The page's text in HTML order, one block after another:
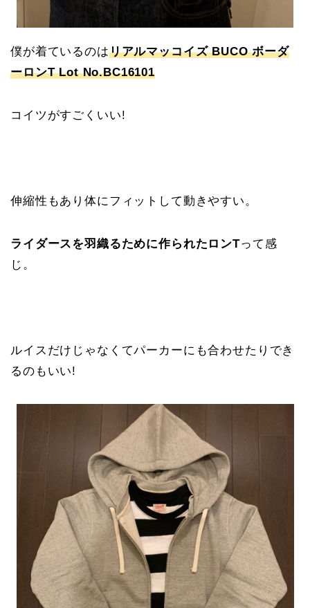
僕が着ているのはリアルマッコイズ BUCO ボーダ
ーロンT Lot No.BC16101
コイツがすごくいい!
伸縮性もあり体にフィットして動きやすい。
ライダースを羽織るために作られたロンTって感
じ。
ルイスだけじゃなくてパーカーにも合わせたりでき
るのもいい!